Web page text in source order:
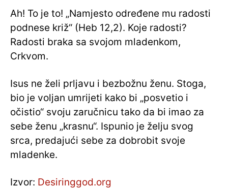
Ah! To je to! „Namjesto određene mu radosti
podnese križ“ (Heb 12,2). Koje radosti?
Radosti braka sa svojom mladenkom,
Crkvom.
Isus ne želi prljavu i bezbožnu ženu. Stoga,
bio je voljan umrijeti kako bi „posvetio i
očistio“ svoju zaručnicu tako da bi imao za
sebe ženu „krasnu“. Ispunio je želju svog
srca, predajući sebe za dobrobit svoje
mladenke.
Izvor: Desiringgod.org